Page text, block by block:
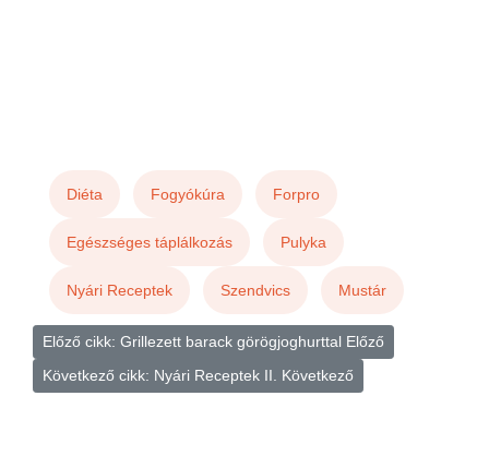
Diéta Fogyókúra Forpro
Egészséges táplálkozás Pulyka
Nyári Receptek Szendvics Mustár
Előző cikk: Grillezett barack görögjoghurttal Előző
Következő cikk: Nyári Receptek II. Következő